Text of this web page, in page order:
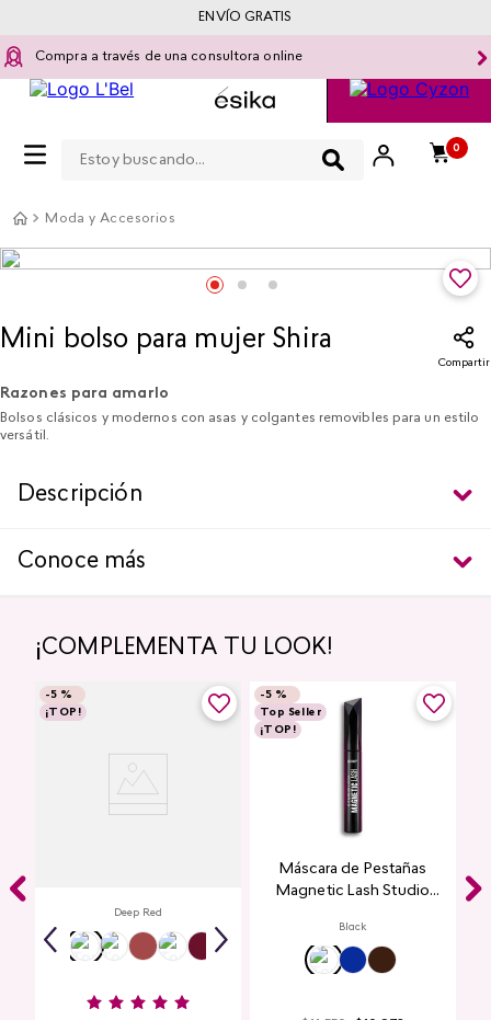
Compra a través de una consultora online
0
ENVÍO GRATIS
Moda y Accesorios
Mini bolso para mujer Shira
Compartir
Razones para amarlo
Bolsos clásicos y modernos con asas y colgantes removibles para un estilo
versátil.
Descripción
Conoce más
¡COMPLEMENTA TU LOOK!
-5 %
¡TOP!
Deep Red
-5 %
Top Seller
¡TOP!
Máscara de Pestañas
Magnetic Lash Studio
Black